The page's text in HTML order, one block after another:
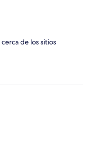
de los sitios